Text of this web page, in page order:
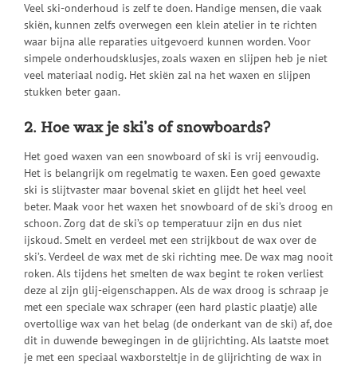
Veel ski-onderhoud is zelf te doen. Handige mensen, die vaak
skiën, kunnen zelfs overwegen een klein atelier in te richten
waar bijna alle reparaties uitgevoerd kunnen worden. Voor
simpele onderhoudsklusjes, zoals waxen en slijpen heb je niet
veel materiaal nodig. Het skiën zal na het waxen en slijpen
stukken beter gaan.
2. Hoe wax je ski’s of snowboards?
Het goed waxen van een snowboard of ski is vrij eenvoudig.
Het is belangrijk om regelmatig te waxen. Een goed gewaxte
ski is slijtvaster maar bovenal skiet en glijdt het heel veel
beter. Maak voor het waxen het snowboard of de ski’s droog en
schoon. Zorg dat de ski’s op temperatuur zijn en dus niet
ijskoud. Smelt en verdeel met een strijkbout de wax over de
ski’s. Verdeel de wax met de ski richting mee. De wax mag nooit
roken. Als tijdens het smelten de wax begint te roken verliest
deze al zijn glij-eigenschappen. Als de wax droog is schraap je
met een speciale wax schraper (een hard plastic plaatje) alle
overtollige wax van het belag (de onderkant van de ski) af, doe
dit in duwende bewegingen in de glijrichting. Als laatste moet
je met een speciaal waxborsteltje in de glijrichting de wax in